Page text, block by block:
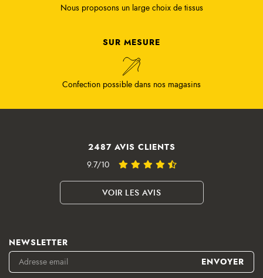
Nous proposons un large choix de tissus
SUR MESURE
Confection possible dans nos magasins
2487 AVIS CLIENTS
9.7/10
VOIR LES AVIS
NEWSLETTER